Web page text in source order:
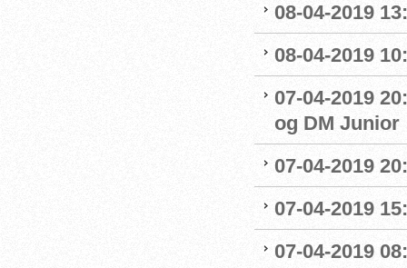
08-04-2019
08-04-2019
07-04-2019
og DM Junior
07-04-2019
07-04-2019
07-04-2019